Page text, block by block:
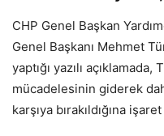
CHP Genel Başkan
Genel Başkanı Mehmet
yaptığı yazılı açıklamada,
mücadelesinin giderek
karşıya bırakıldığına